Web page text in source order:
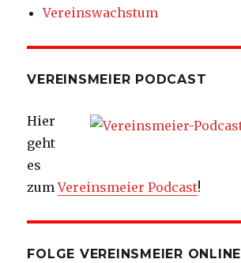
Vereinswachstum
VEREINSMEIER PODCAST
Hier
geht
es
zumVereinsmeier Podcast!
FOLGE VEREINSMEIER ONLINE